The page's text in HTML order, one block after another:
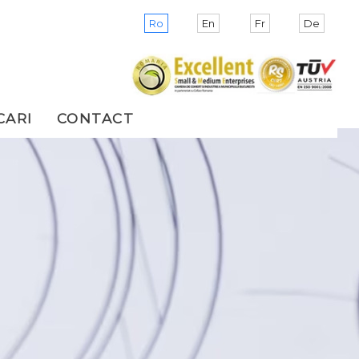
Ro En Fr De
CONTACT